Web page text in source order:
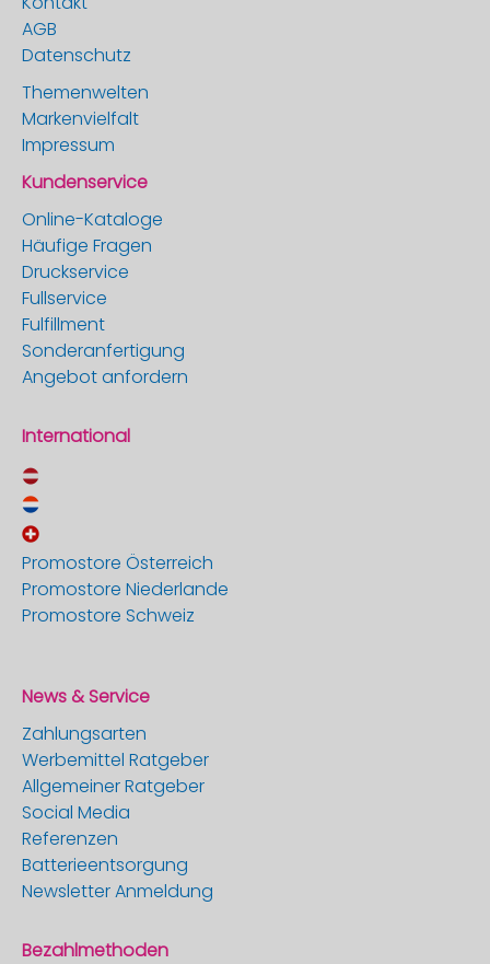
AGB
Datenschutz
Themenwelten
Markenvielfalt
Impressum
Kundenservice
Online-Kataloge
Häufige Fragen
Druckservice
Fullservice
Fulfillment
Sonderanfertigung
Angebot anfordern
International
Promostore Österreich
Promostore Niederlande
Promostore Schweiz
News & Service
Zahlungsarten
Werbemittel Ratgeber
Allgemeiner Ratgeber
Social Media
Referenzen
Batterieentsorgung
Newsletter Anmeldung
Bezahlmethoden